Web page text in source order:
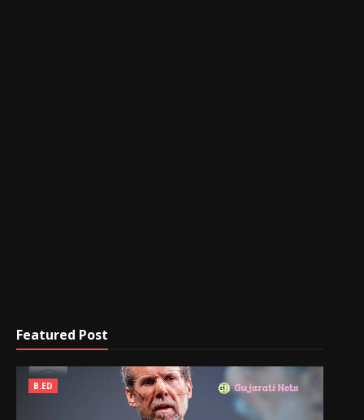
Featured Post
B.ED